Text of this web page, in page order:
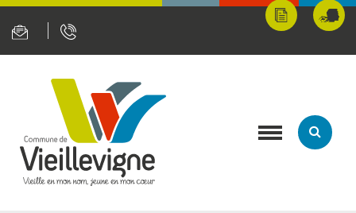
Mes
démarches
Toggle
Panneau de gestion des cookies